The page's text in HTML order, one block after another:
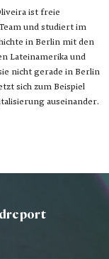
ist freie
und studiert im
in Berlin mit den
Lateinamerika und
nicht gerade in Berlin
sich zum Beispiel
auseinander.